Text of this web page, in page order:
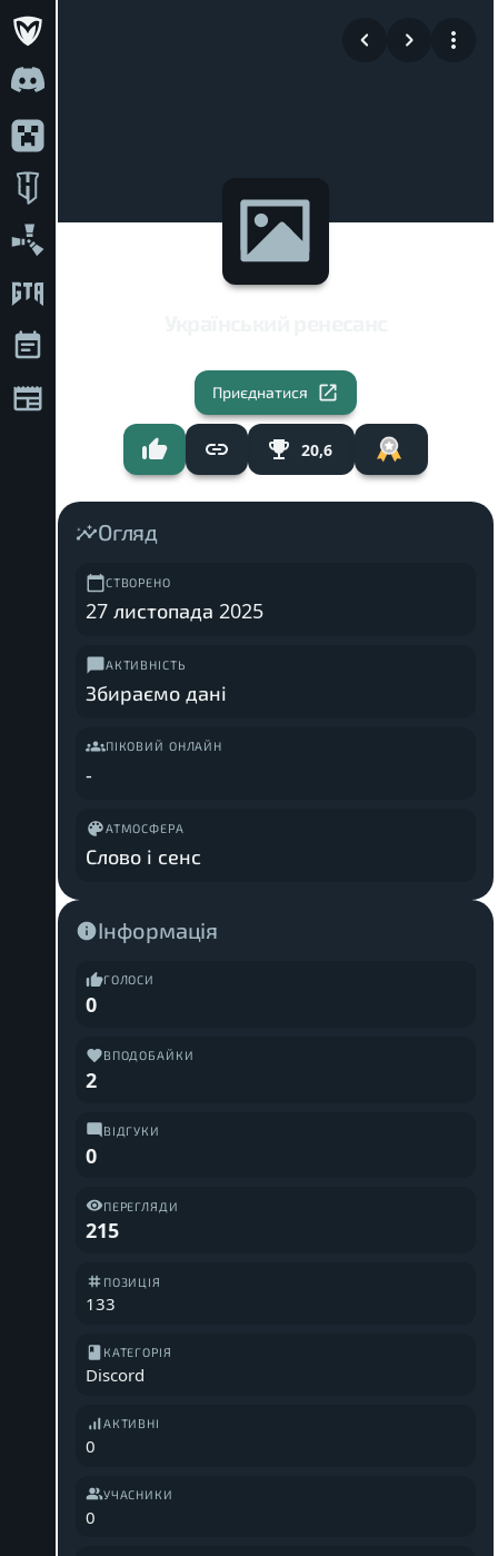
Приєднатися
20,6
Огляд
СТВОРЕНО
27 листопада 2025
АКТИВНІСТЬ
Збираємо дані
ПІКОВИЙ ОНЛАЙН
-
АТМОСФЕРА
Слово і сенс
Інформація
ГОЛОСИ
0
ВПОДОБАЙКИ
2
ВІДГУКИ
0
ПЕРЕГЛЯДИ
215
ПОЗИЦІЯ
133
КАТЕГОРІЯ
Discord
АКТИВНІ
0
УЧАСНИКИ
0